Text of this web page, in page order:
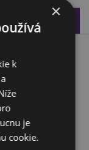
- vánoční
×
k
je
cookie.